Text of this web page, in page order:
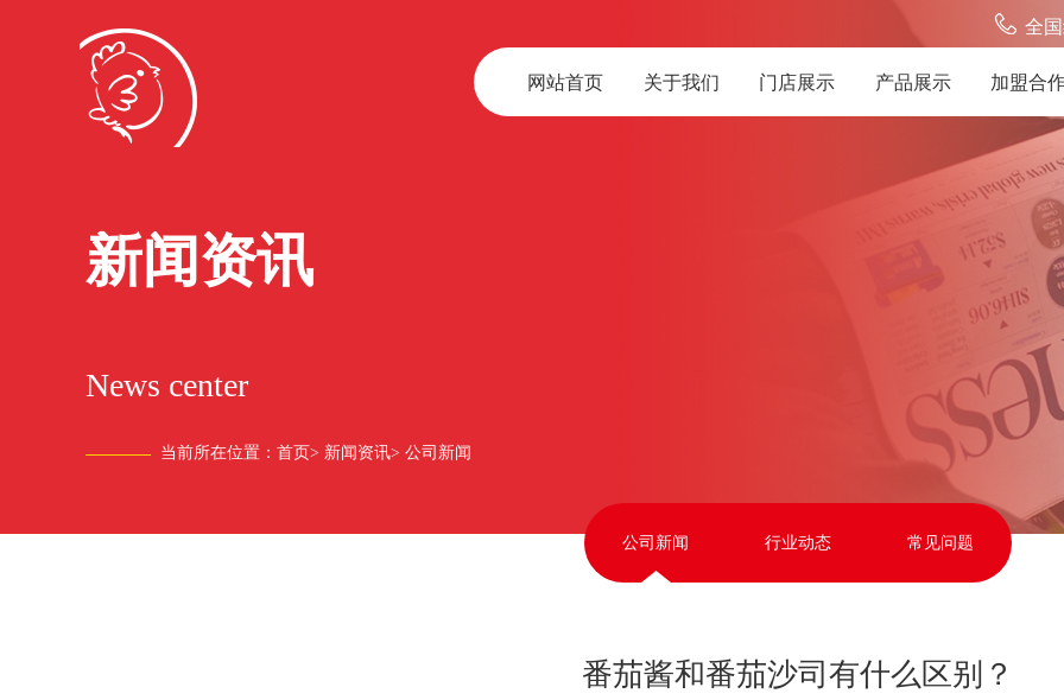
全
网站首页 关于我们 门店展示 产品展示 加盟合
新闻资讯
News center
当前所在位置： 首页> 新闻资讯> 公司新闻
公司新闻 行业动态 常见问题
番茄酱和番茄沙司有什么区别？